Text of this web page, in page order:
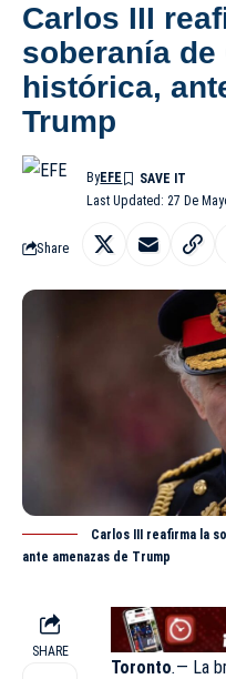
Carlos III
soberanía
histórica,
Trump
Last Updated: 27 De
ByEFE
Share
Carlos III reafirma la
ante amenazas de Trump
SHARE
Toronto.— La